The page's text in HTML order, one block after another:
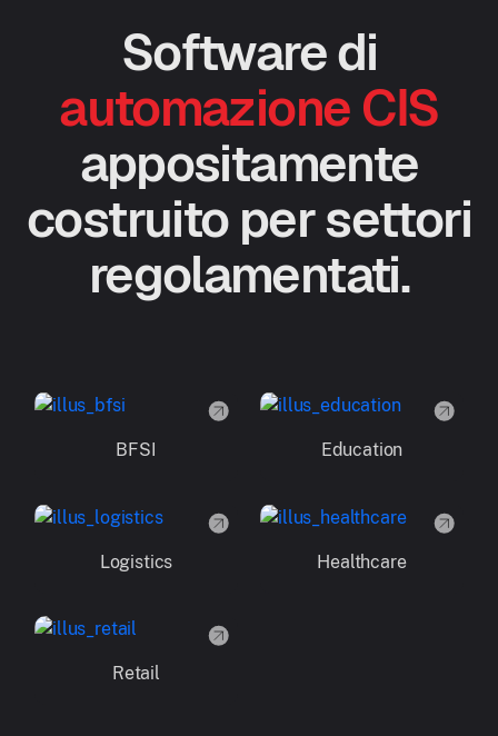
Software di
automazione CIS
appositamente
costruito per settori
regolamentati.
BFSI Education
Logistics Healthcare
Retail